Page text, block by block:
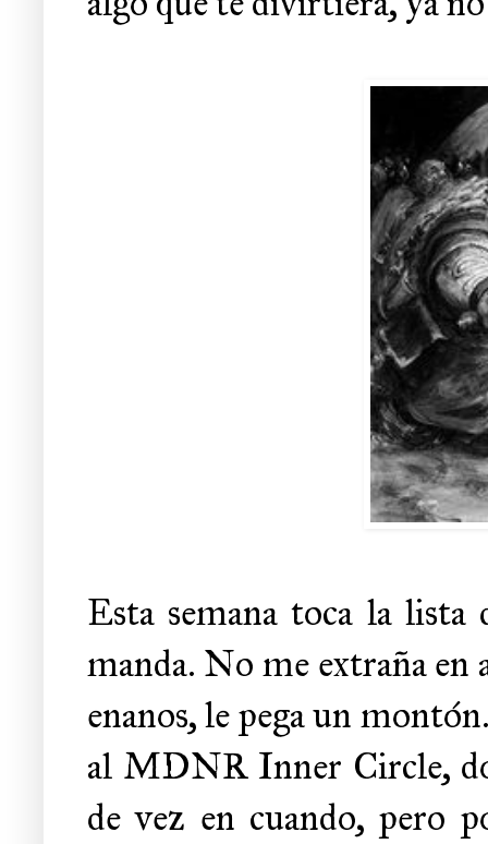
Esta semana toca la
manda. No me extraña en
enanos, le pega un
al MDNR Inner Circle,
de vez en cuando, pero